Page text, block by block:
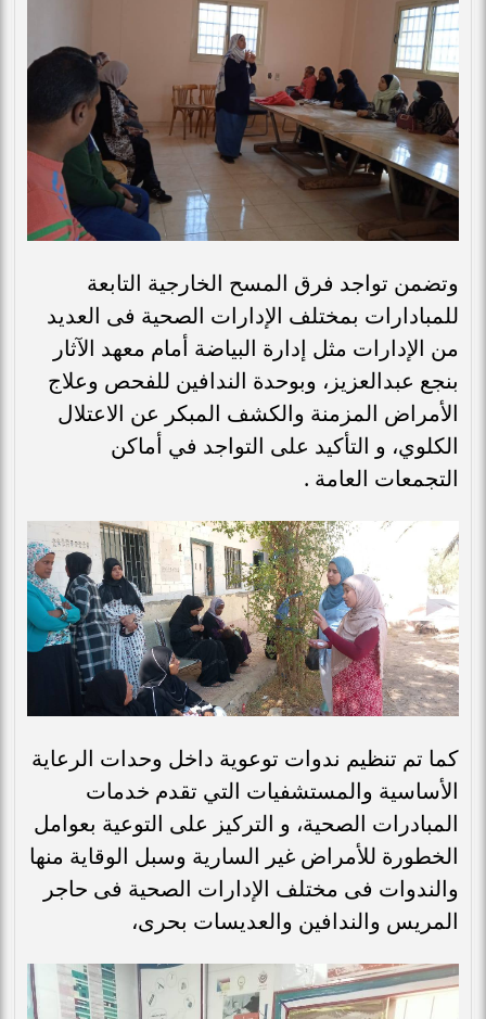
وتضمن تواجد فرق المسح الخارجية التابعة
للمبادارات بمختلف الإدارات الصحية فى العديد
من الإدارات مثل إدارة البياضة أمام معهد الآثار
بنجع عبدالعزيز، وبوحدة الندافين للفحص وعلاج
الأمراض المزمنة والكشف المبكر عن الاعتلال
الكلوي، و التأكيد على التواجد في أماكن
التجمعات العامة .
كما تم تنظيم ندوات توعوية داخل وحدات الرعاية
الأساسية والمستشفيات التي تقدم خدمات
المبادرات الصحية، و التركيز على التوعية بعوامل
الخطورة للأمراض غير السارية وسبل الوقاية منها
والندوات فى مختلف الإدارات الصحية فى حاجر
المريس والندافين والعديسات بحرى،